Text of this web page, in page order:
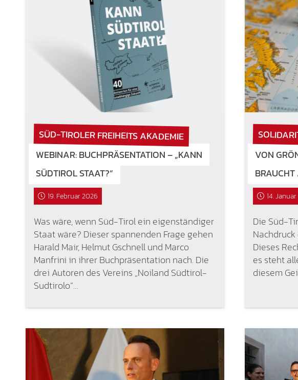
SÜD-TIROLER FREIHEITS AKADEMIE
WEBINAR: BUCHPRÄSENTATION – „KANN
SÜDTIROL STAAT?“
19. Februar 2026
Was wäre, wenn Süd-Tirol ein eigenständiger
Staat wäre? Dieser spannenden Frage gehen
Harald Mair, Helmut Gschnell und Marco
Manfrini in ihrer Buchpräsentation nach. Die
drei Autoren des Vereins „Noiland Südtirol-
Sudtirolo“…
VON
14.
Die Süd-
Dieses
es steht
diesem